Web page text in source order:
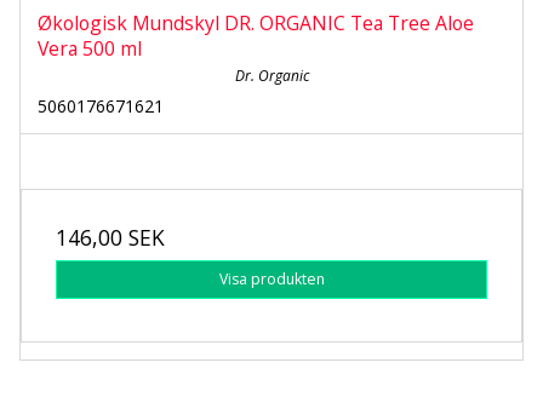
Økologisk Mundskyl DR. ORGANIC Tea Tree Aloe
Vera 500 ml
Dr. Organic
5060176671621
146,00 SEK
Visa produkten